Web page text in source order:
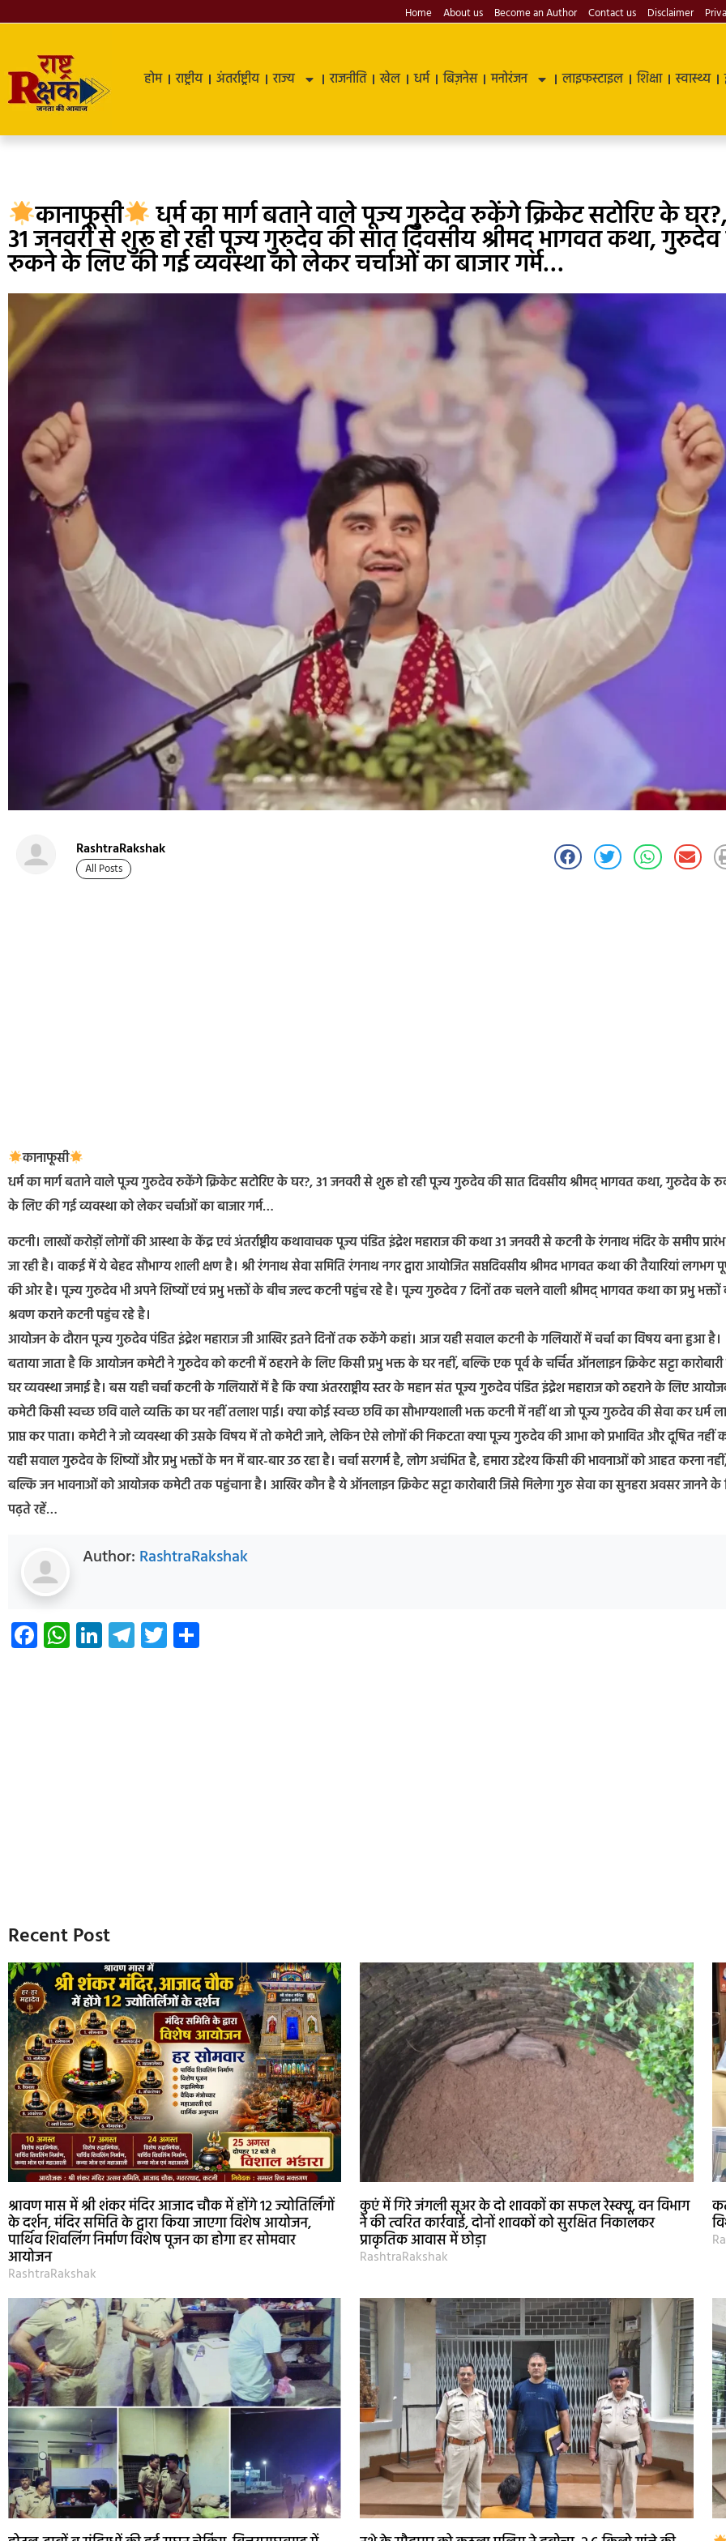
Home About us Become an Author Contact us Disclaimer
होम राष्ट्रीय अंतर्राष्ट्रीय राज्य राजनीति खेल धर्म बिज़नेस मनोरंजन लाइफस्टाइल शिक्षा स्वास्थ्य
कानाफूसी धर्म का मार्ग बताने वाले पूज्य गुरुदेव रुकेंगे क्रिकेट सटोरिए के घर?,
31 जनवरी से शुरू हो रही पूज्य गुरुदेव की सात दिवसीय श्रीमद् भागवत कथा,
रुकने के लिए की गई व्यवस्था को लेकर चर्चाओं का बाजार गर्म…
RashtraRakshak
All Posts
कानाफूसी
धर्म का मार्ग बताने वाले पूज्य गुरुदेव रुकेंगे क्रिकेट सटोरिए के घर?, 31 जनवरी से शुरू हो रही पूज्य गुरुदेव की सात दिवसीय श्रीमद् भागवत कथा, गुरुदेव के
के लिए की गई व्यवस्था को लेकर चर्चाओं का बाजार गर्म…
कटनी। लाखों करोड़ों लोगों की आस्था के केंद्र एवं अंतर्राष्ट्रीय कथावाचक पूज्य पंडित इंद्रेश महाराज की कथा 31 जनवरी से कटनी के रंगनाथ मंदिर के समीप
जा रही है। वाकई में ये बेहद सौभाग्य शाली क्षण है। श्री रंगनाथ सेवा समिति रंगनाथ नगर द्वारा आयोजित सप्तदिवसीय श्रीमद भागवत कथा की तैयारियां लगभग
की ओर है। पूज्य गुरुदेव भी अपने शिष्यों एवं प्रभु भक्तों के बीच जल्द कटनी पहुंच रहे है। पूज्य गुरुदेव 7 दिनों तक चलने वाली श्रीमद् भागवत कथा का प्रभु भक्तों
श्रवण कराने कटनी पहुंच रहे है।
आयोजन के दौरान पूज्य गुरुदेव पंडित इंद्रेश महाराज जी आखिर इतने दिनों तक रुकेंगे कहां। आज यही सवाल कटनी के गलियारों में चर्चा का विषय बना हुआ है।
बताया जाता है कि आयोजन कमेटी ने गुरुदेव को कटनी में ठहराने के लिए किसी प्रभु भक्त के घर नहीं, बल्कि एक पूर्व के चर्चित ऑनलाइन क्रिकेट सट्टा
घर व्यवस्था जमाई है। बस यही चर्चा कटनी के गलियारों में है कि क्या अंतरराष्ट्रीय स्तर के महान संत पूज्य गुरुदेव पंडित इंद्रेश महाराज को ठहराने के लिए
कमेटी किसी स्वच्छ छवि वाले व्यक्ति का घर नहीं तलाश पाई। क्या कोई स्वच्छ छवि का सौभाग्यशाली भक्त कटनी में नहीं था जो पूज्य गुरुदेव की सेवा कर धर्म
प्राप्त कर पाता। कमेटी ने जो व्यवस्था की उसके विषय में तो कमेटी जाने, लेकिन ऐसे लोगों की निकटता क्या पूज्य गुरुदेव की आभा को प्रभावित और दूषित नहीं
यही सवाल गुरुदेव के शिष्यों और प्रभु भक्तों के मन में बार-बार उठ रहा है। चर्चा सरगर्म है, लोग अचंभित है, हमारा उद्देश्य किसी की भावनाओं को आहत करना
बल्कि जन भावनाओं को आयोजक कमेटी तक पहुंचाना है। आखिर कौन है ये ऑनलाइन क्रिकेट सट्टा कारोबारी जिसे मिलेगा गुरु सेवा का सुनहरा अवसर जानने के
पढ़ते रहें…
Author: RashtraRakshak
Facebook
WhatsApp
LinkedIn
Telegram
Twitter
Recent Post
श्रावण मास में श्री शंकर मंदिर आजाद चौक में होंगे 12 ज्योतिर्लिंगों
के दर्शन, मंदिर समिति के द्वारा किया जाएगा विशेष आयोजन,
पार्थिव शिवलिंग निर्माण विशेष पूजन का होगा हर सोमवार
आयोजन
RashtraRakshak
कुएं में गिरे जंगली सूअर के दो शावकों का सफल रेस्क्यू, वन विभाग
ने की त्वरित कार्रवाई, दोनों शावकों को सुरक्षित निकालकर
प्राकृतिक आवास में छोड़ा
RashtraRakshak